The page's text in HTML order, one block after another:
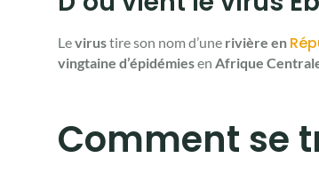
Levirustire son nom d’une rivière en
vingtaine d’épidémiesen Afrique
Comment se